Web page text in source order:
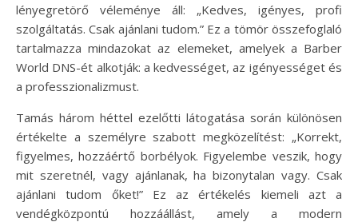
lényegretörő véleménye áll: „Kedves, igényes, profi
szolgáltatás. Csak ajánlani tudom.” Ez a tömör összefoglaló
tartalmazza mindazokat az elemeket, amelyek a Barber
World DNS-ét alkotják: a kedvességet, az igényességet és
a professzionalizmust.
Tamás három héttel ezelőtti látogatása során különösen
értékelte a személyre szabott megközelítést: „Korrekt,
figyelmes, hozzáértő borbélyok. Figyelembe veszik, hogy
mit szeretnél, vagy ajánlanak, ha bizonytalan vagy. Csak
ajánlani tudom őket!” Ez az értékelés kiemeli azt a
vendégközpontú hozzáállást, amely a modern